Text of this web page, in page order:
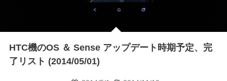
HTC機のOS ＆ Sense アップデート時期予定、完
了リスト (2014/05/01)